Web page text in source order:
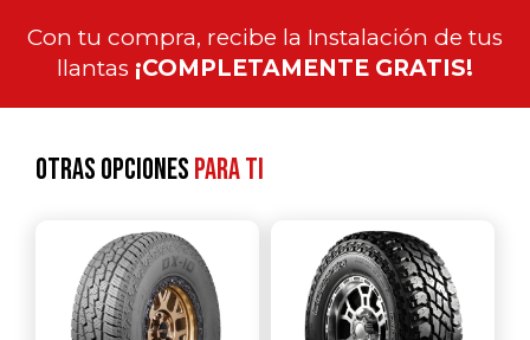
Con tu compra, recibe la Instalación de tus
llantas ¡COMPLETAMENTE GRATIS!
Otras opcionespara ti